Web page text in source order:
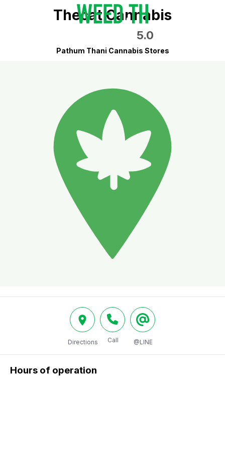
Thecat Cannabis
5.0
Pathum Thani Cannabis Stores
Directions Call @LINE
Hours of operation